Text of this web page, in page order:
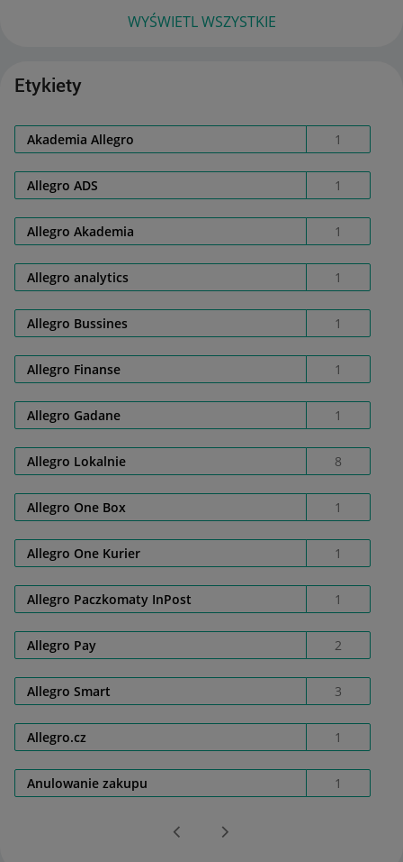
WYŚWIETL WSZYSTKIE
Etykiety
Akademia Allegro 1
Allegro ADS 1
Allegro Akademia 1
Allegro analytics 1
Allegro Bussines 1
Allegro Finanse 1
Allegro Gadane 1
Allegro Lokalnie 8
Allegro One Box 1
Allegro One Kurier 1
Allegro Paczkomaty InPost 1
Allegro Pay 2
Allegro Smart 3
Allegro.cz 1
Anulowanie zakupu 1